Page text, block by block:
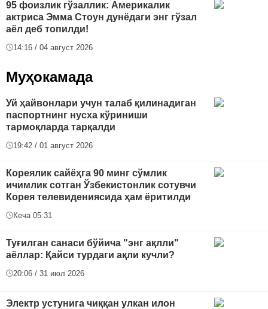
95 фоизлик гўзаллик: Америкалик
актриса Эмма Стоун дунёдаги энг гўзал
аёл деб топилди!
14:16 / 04 август 2026
Муҳокамада
Уй ҳайвонлари учун талаб қилинадиган
паспортнинг нусха кўриниши
тармоқларда тарқалди
19:42 / 01 август 2026
Кореялик сайёҳга 90 минг сўмлик
ичимлик сотган Ўзбекистонлик сотувчи
Корея телевидениясида ҳам ёритилди
Кеча 05:31
Туғилган санаси бўйича "энг ақлли"
аёллар: Қайси турдаги ақли кучли?
20:06 / 31 июл 2026
Электр устунига чиққан улкан илон